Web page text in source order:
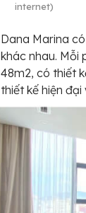
internet)
Dana Marina
khác nhau. Mỗi
48m2, có thiết
thiết kế hiện